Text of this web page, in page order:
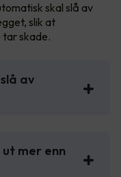
skal slå av
slik at
tar skade.
av
mer enn